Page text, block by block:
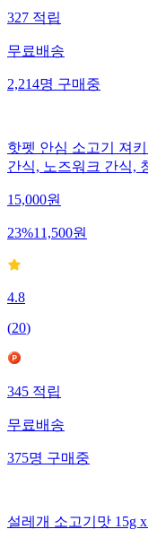
327 적립
무료배송
2,214명 구매중
핫펫 안심 소고기 져
간식, 노즈워크 간식,
15,000원
23%11,500원
4.8
(20)
345적립
무료배송
375명구매중
설레개 소고기맛 15g